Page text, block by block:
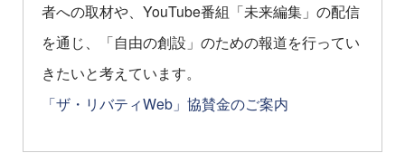
者への取材や、YouTube番組「未来編集」の配信
を通じ、「自由の創設」のための報道を行ってい
きたいと考えています。
「ザ・リバティWeb」協賛金のご案内